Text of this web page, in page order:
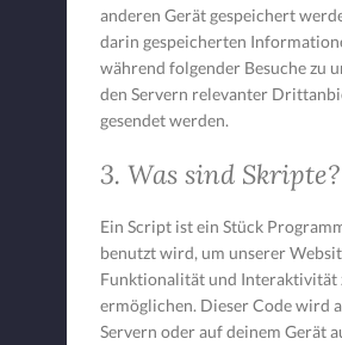
anderen Gerät gespeichert
darin gespeicherten
während folgender Besuche zu
den Servern relevanter
gesendet werden.
3. Was sind Skripte?
Ein Script ist ein Stück
benutzt wird, um unserer
Funktionalität und Interaktivität
ermöglichen. Dieser Code wird
Servern oder auf deinem Gerät